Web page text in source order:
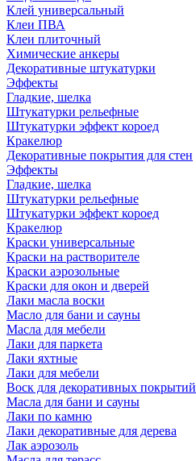
Клей универсальный
Клеи ПВА
Клеи плиточный
Химические анкеры
Декоративные штукатурки
Эффекты
Гладкие, шелка
Штукатурки рельефные
Штукатурки эффект короед
Кракелюр
Декоративные покрытия для стен
Эффекты
Гладкие, шелка
Штукатурки рельефные
Штукатурки эффект короед
Кракелюр
Краски универсальные
Краски на растворителе
Краски аэрозольные
Краски для окон и дверей
Лаки масла воски
Масло для бани и сауны
Масла для мебели
Лаки для паркета
Лаки яхтные
Лаки для мебели
Воск для декоративных покрытий
Масла для бани и сауны
Лаки по камню
Лаки декоративные для дерева
Лак аэрозоль